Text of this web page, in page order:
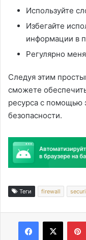
Используйте
Избегайте
информации в
Регулярно
Следуя этим
сможете
ресурса с помощью
безопасности.
Теги firewall